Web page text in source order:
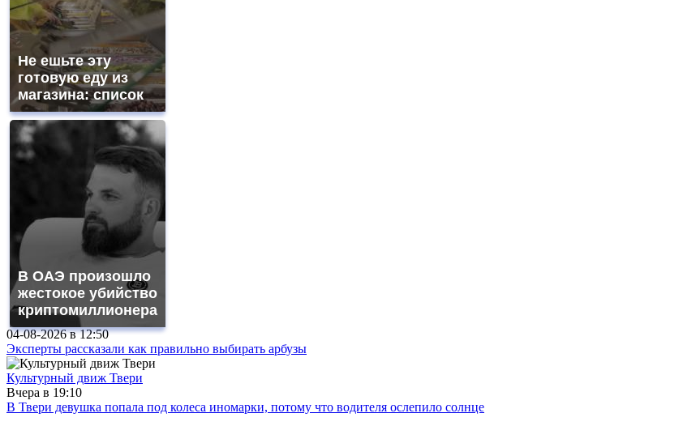
Не ешьте эту
готовую еду из
магазина: список
В ОАЭ произошло
жестокое убийство
криптомиллионера
04-08-2026 в12:50
Эксперты рассказали как правильно выбирать арбузы
Культурный движ Твери
Вчера в 19:10
В Твери девушка попала под колеса иномарки, потому что водителя ослепило солнце